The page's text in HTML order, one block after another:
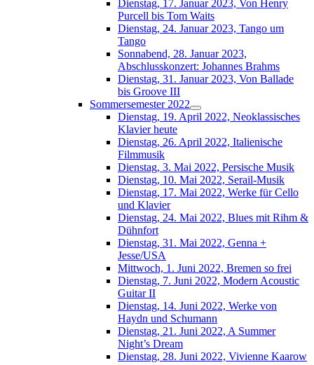
Dienstag, 17. Januar 2023, Von Henry
Purcell bis Tom Waits
Dienstag, 24. Januar 2023, Tango um
Tango
Sonnabend, 28. Januar 2023,
Abschlusskonzert: Johannes Brahms
Dienstag, 31. Januar 2023, Von Ballade
bis Groove III
Sommersemester 2022
Dienstag, 19. April 2022, Neoklassisches
Klavier heute
Dienstag, 26. April 2022, Italienische
Filmmusik
Dienstag, 3. Mai 2022, Persische Musik
Dienstag, 10. Mai 2022, Serail-Musik
Dienstag, 17. Mai 2022, Werke für Cello
und Klavier
Dienstag, 24. Mai 2022, Blues mit Rihm &
Dühnfort
Dienstag, 31. Mai 2022, Genna +
Jesse/USA
Mittwoch, 1. Juni 2022, Bremen so frei
Dienstag, 7. Juni 2022, Modern Acoustic
Guitar II
Dienstag, 14. Juni 2022, Werke von
Haydn und Schumann
Dienstag, 21. Juni 2022, A Summer
Night’s Dream
Dienstag, 28. Juni 2022, Vivienne Kaarow